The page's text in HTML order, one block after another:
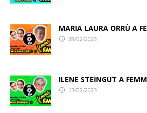
MARIA LAURA ORRÙ A
28/02/2023
ILENE STEINGUT A
13/02/2023